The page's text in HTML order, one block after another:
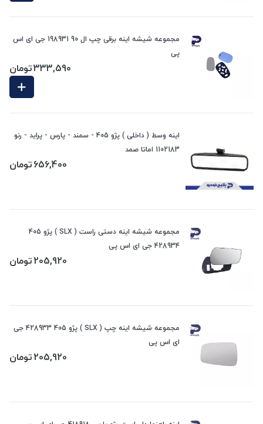
مجموعه شیشه اینه برقی چپ ال 90 198931 جی ای اس
پی
333,590تومان
اینه وسط ( داخلی ) پژو 405 - سمند - پارس - پراید - رنو
1102183 اماتا صمد
656,400تومان
مجموعه شیشه اینه دستی راست ( SLX ) پژو 405
428934 جی ای اس پی
205,920تومان
مجموعه شیشه اینه چپ ( SLX ) پژو 405 428933 جی
ای اس پی
205,920تومان